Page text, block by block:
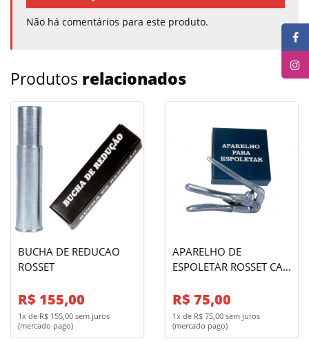
Não há comentários para este produto.
Produtos relacionados
BUCHA DE REDUCAO
ROSSET
R$ 155,00
1x de R$ 155,00 sem juros
(mercado pago)
APARELHO DE
ESPOLETAR ROSSET CAL
R$ 75,00
1x de R$ 75,00 sem juros
(mercado pago)